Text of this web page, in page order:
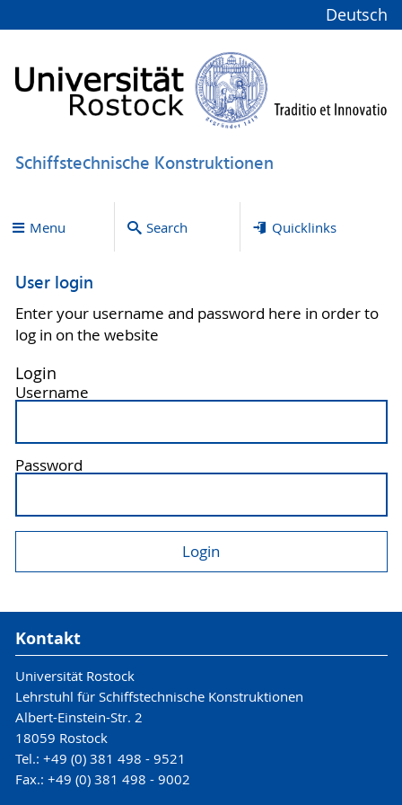
Deutsch
Schiffstechnische Konstruktionen
Menu Search Quicklinks
User login
Enter your username and password here in order to
log in on the website
Login
Username
Password
Kontakt
Universität Rostock
Lehrstuhl für Schiffstechnische Konstruktionen
Albert-Einstein-Str. 2
18059 Rostock
Tel.: +49 (0) 381 498 - 9521
Fax.: +49 (0) 381 498 - 9002